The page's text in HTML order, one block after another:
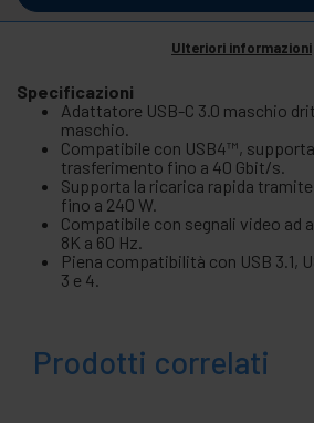
Ulteriori informazioni
Specificazioni
Adattatore USB-C 3.0 maschio
maschio.
Compatibile con USB4™,
trasferimento fino a 40 Gbit/s.
Supporta la ricarica rapida
fino a 240 W.
Compatibile con segnali video ad
8K a 60 Hz.
Piena compatibilità con USB 3.1,
3 e 4.
Prodotti correlati